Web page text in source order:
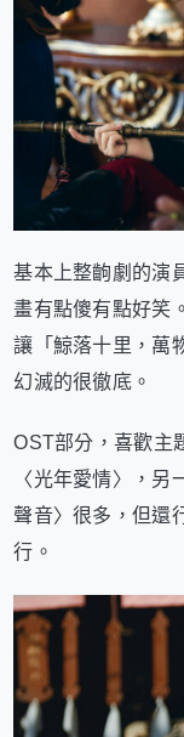
基本上整齣劇的演
畫有點傻有點好笑
讓「鯨落十里，萬
幻滅的很徹底。
OST部分，喜歡主
〈光年愛情〉，
聲音〉很多，但還
行。